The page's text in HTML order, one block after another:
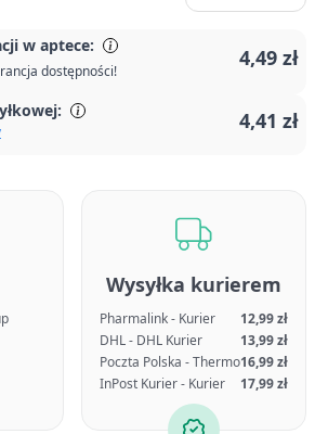
w aptece:
dostępności!
4,49 zł
4,41 zł
Wysyłka kurierem
Pharmalink - Kurier
12,99 zł
DHL - DHL Kurier
13,99 zł
Poczta Polska - Thermo16,99 zł
InPost Kurier - Kurier
17,99 zł